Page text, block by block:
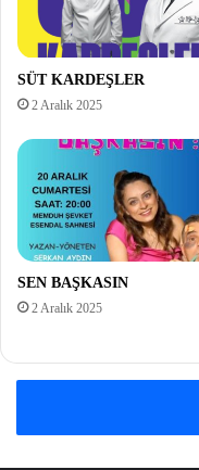
SÜT KARDEŞLER
2 Aralık 2025
SEN BAŞKASIN
2 Aralık 2025